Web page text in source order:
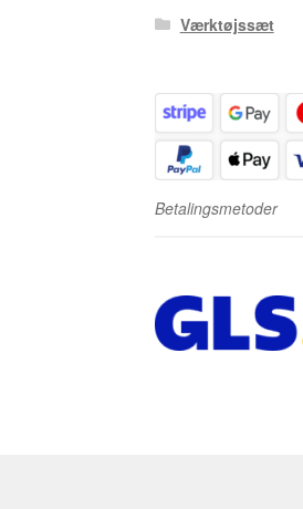
Værktøjssæt
Betalingsmetoder